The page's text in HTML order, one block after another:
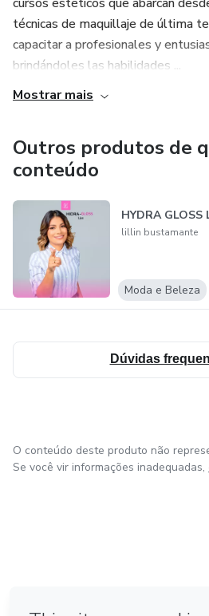
técnicas de maquillaje de última
capacitar a profesionales y
brindándoles las habilidades ...
Mostrar mais
Outros produtos de
conteúdo
HYDRA GLOSS
lillin bustamante
Moda e Beleza
Dúvidas
O conteúdo deste produto não
Se você vir informações inadequadas,